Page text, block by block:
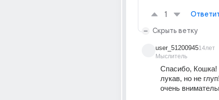
1
Скрыть ветку
user_51200945
Мыслитель
14лет
Спасибо, Кошка!
лукав, но не
очень